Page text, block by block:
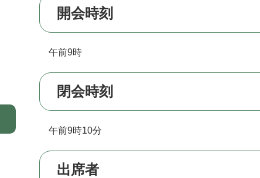
開会時刻
午前9時
閉会時刻
午前9時10分
出席者